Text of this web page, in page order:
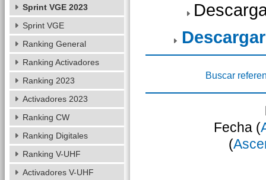
Buscar
Fecha (
(
Sprint VGE 2023
Sprint VGE
Ranking General
Ranking Activadores
Ranking 2023
Activadores 2023
Ranking CW
Ranking Digitales
Ranking V-UHF
Activadores V-UHF